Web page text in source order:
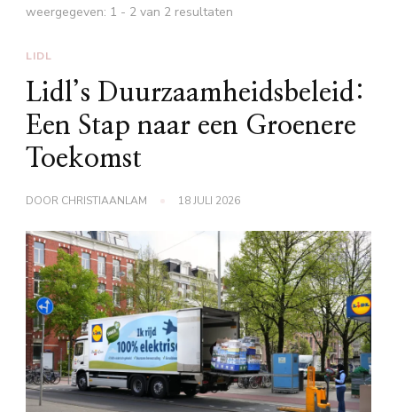
weergegeven: 1 - 2 van 2 resultaten
LIDL
Lidl’s Duurzaamheidsbeleid:
Een Stap naar een Groenere
Toekomst
DOOR CHRISTIAANLAM 18 JULI 2026